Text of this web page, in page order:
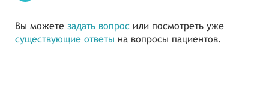
Вы можете задать вопрос или посмотреть уже
существующие ответы на вопросы пациентов.